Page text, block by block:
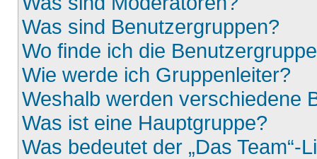
Was sind Benutzergruppen?
Wo finde ich die
Wie werde ich Gruppenleiter?
Weshalb werden verschiedene
Was ist eine Hauptgruppe?
Was bedeutet der „Das Team“-